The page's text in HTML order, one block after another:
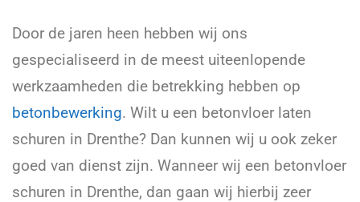
Door de jaren heen hebben wij ons
gespecialiseerd in de meest uiteenlopende
werkzaamheden die betrekking hebben op
betonbewerking. Wilt u een betonvloer laten
schuren in Drenthe? Dan kunnen wij u ook zeker
goed van dienst zijn. Wanneer wij een betonvloer
schuren in Drenthe, dan gaan wij hierbij zeer